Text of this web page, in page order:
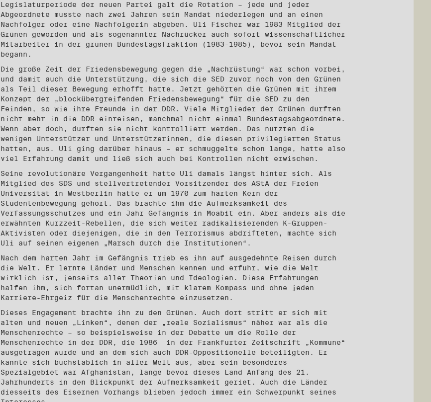
Legislaturperiode der neuen Partei galt die Rotation – jede und jeder
Abgeordnete musste nach zwei Jahren sein Mandat niederlegen und an einen
Nachfolger oder eine Nachfolgerin abgeben. Uli Fischer war 1983 Mitglied der
Grünen geworden und als sogenannter Nachrücker auch sofort wissenschaftlicher
Mitarbeiter in der grünen Bundestagsfraktion (1983-1985), bevor sein Mandat
begann.
Die große Zeit der Friedensbewegung gegen die „Nachrüstung“ war schon vorbei,
und damit auch die Unterstützung, die sich die SED zuvor noch von den Grünen
als Teil dieser Bewegung erhofft hatte. Jetzt gehörten die Grünen mit ihrem
Konzept der „blockübergreifenden Friedensbewegung“ für die SED zu den
Feinden, so wie ihre Freunde in der DDR. Viele Mitglieder der Grünen durften
nicht mehr in die DDR einreisen, manchmal nicht einmal Bundestagsabgeordnete.
Wenn aber doch, durften sie nicht kontrolliert werden. Das nutzten die
wenigen Unterstützer und Unterstützerinnen, die diesen privilegierten Status
hatten, aus. Uli ging darüber hinaus – er schmuggelte schon lange, hatte also
viel Erfahrung damit und ließ sich auch bei Kontrollen nicht erwischen.
Seine revolutionäre Vergangenheit hatte Uli damals längst hinter sich. Als
Mitglied des SDS und stellvertretender Vorsitzender des AStA der Freien
Universität in Westberlin hatte er um 1970 zum harten Kern der
Studentenbewegung gehört. Das brachte ihm die Aufmerksamkeit des
Verfassungsschutzes und ein Jahr Gefängnis in Moabit ein. Aber anders als die
erwähnten Kurzzeit-Rebellen, die sich weiter radikalisierenden K-Gruppen-
Aktivisten oder diejenigen, die in den Terrorismus abdrifteten, machte sich
Uli auf seinen eigenen „Marsch durch die Institutionen“.
Nach dem harten Jahr im Gefängnis trieb es ihn auf ausgedehnte Reisen durch
die Welt. Er lernte Länder und Menschen kennen und erfuhr, wie die Welt
wirklich ist, jenseits aller Theorien und Ideologien. Diese Erfahrungen
halfen ihm, sich fortan unermüdlich, mit klarem Kompass und ohne jeden
Karriere-Ehrgeiz für die Menschenrechte einzusetzen.
Dieses Engagement brachte ihn zu den Grünen. Auch dort stritt er sich mit
alten und neuen „Linken“, denen der „reale Sozialismus“ näher war als die
Menschenrechte – so beispielsweise in der Debatte um die Rolle der
Menschenrechte in der DDR, die 1986 in der Frankfurter Zeitschrift „Kommune“
ausgetragen wurde und an dem sich auch DDR-Oppositionelle beteiligten. Er
kannte sich buchstäblich in aller Welt aus, aber sein besonderes
Spezialgebiet war Afghanistan, lange bevor dieses Land Anfang des 21.
Jahrhunderts in den Blickpunkt der Aufmerksamkeit geriet. Auch die Länder
diesseits des Eisernen Vorhangs blieben jedoch immer ein Schwerpunkt seines